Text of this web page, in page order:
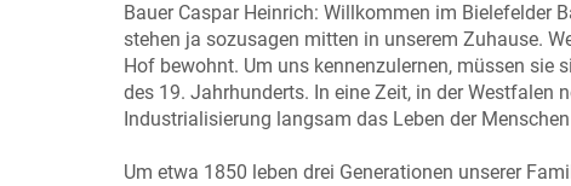
Bauer Caspar Heinrich: Willkommen im Bielefelder
stehen ja sozusagen mitten in unserem Zuhause.
Hof bewohnt. Um uns kennenzulernen, müssen sie
des 19. Jahrhunderts. In eine Zeit, in der Westfalen
Industrialisierung langsam das Leben der
Um etwa 1850 leben drei Generationen unserer